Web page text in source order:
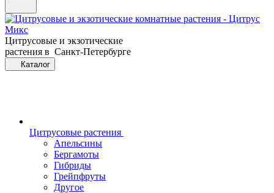
Цитрусовые и экзотические
растения в Санкт-Петербурге
Каталог
Цитрусовые растения
Апельсины
Бергамоты
Гибриды
Грейпфруты
Другое